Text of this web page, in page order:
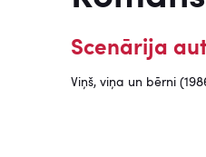
Scenārija
Viņš, viņa un bērni